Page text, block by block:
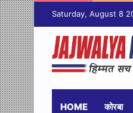
Saturday, August 8
HOME कोरबा